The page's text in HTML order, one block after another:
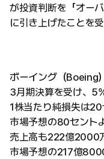
が投資判断を「オーバ
に引き上げたことを
ボーイング（Boeing
3月期決算を受け、
1株当たり純損失は20
市場予想の80セント
売上高も222億2000
市場予想の217億